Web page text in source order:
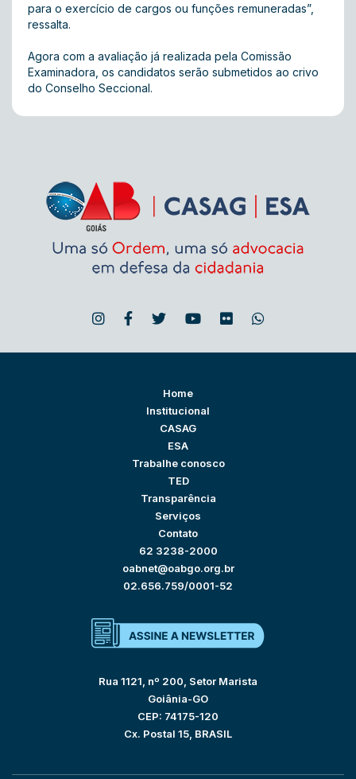
para o exercício de cargos ou funções remuneradas”,
ressalta.
Agora com a avaliação já realizada pela Comissão
Examinadora, os candidatos serão submetidos ao crivo
do Conselho Seccional.
Home
Institucional
CASAG
ESA
Trabalhe conosco
TED
Transparência
Serviços
Contato
62 3238-2000
oabnet@oabgo.org.br
02.656.759/0001-52
Rua 1121, nº 200, Setor Marista
Goiânia-GO
CEP: 74175-120
Cx. Postal 15, BRASIL